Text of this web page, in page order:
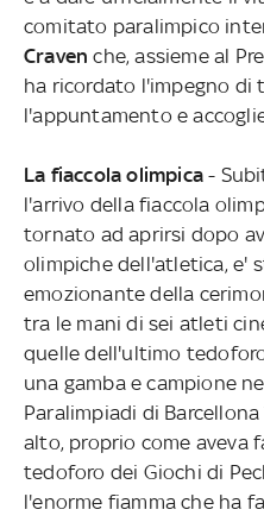
comitato paralimpico
Craven che, assieme al
ha ricordato l'impegno di
l'appuntamento e
La fiaccola olimpica-
l'arrivo della fiaccola
tornato ad aprirsi dopo
olimpiche dell'atletica, e'
emozionante della
tra le mani di sei atleti
quelle dell'ultimo
una gamba e campione
Paralimpiadi di
alto, proprio come aveva
tedoforo dei Giochi di
l'enorme fiamma che ha